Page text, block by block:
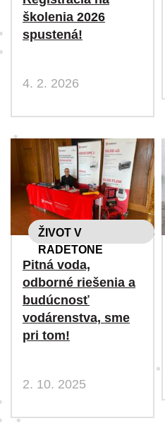
školenia 2026
spustená!
4. 2. 2026
ŽIVOT V
RADETONE
Pitná voda,
odborné riešenia a
budúcnosť
vodárenstva, sme
pri tom!
2. 10. 2025